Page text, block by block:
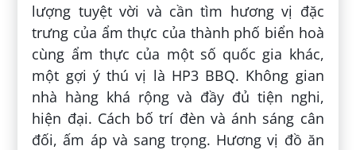
lượng tuyệt vời và cần tìm hương vị đặc
trưng của ẩm thực của thành phố biển hoà
cùng ẩm thực của một số quốc gia khác,
một gợi ý thú vị là HP3 BBQ. Không gian
nhà hàng khá rộng và đầy đủ tiện nghi,
hiện đại. Cách bố trí đèn và ánh sáng cân
đối, ấm áp và sang trọng. Hương vị đồ ăn